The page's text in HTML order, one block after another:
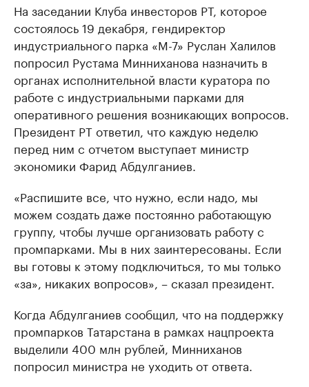
На заседании Клуба инвесторов РТ, которое
состоялось 19 декабря, гендиректор
индустриального парка «М-7» Руслан Халилов
попросил Рустама Минниханова назначить в
органах исполнительной власти куратора по
работе с индустриальными парками для
оперативного решения возникающих вопросов.
Президент РТ ответил, что каждую неделю
перед ним с отчетом выступает министр
экономики Фарид Абдулганиев.
«Распишите все, что нужно, если надо, мы
можем создать даже постоянно работающую
группу, чтобы лучше организовать работу с
промпарками. Мы в них заинтересованы. Если
вы готовы к этому подключиться, то мы только
«за», никаких вопросов», – сказал президент.
Когда Абдулганиев сообщил, что на поддержку
промпарков Татарстана в рамках нацпроекта
выделили 400 млн рублей, Минниханов
попросил министра не уходить от ответа.